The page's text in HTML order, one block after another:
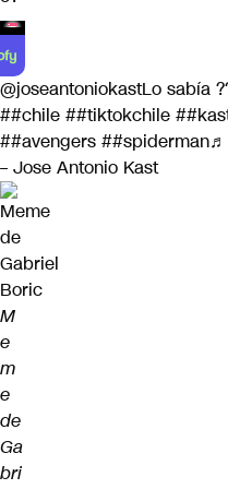
@joseantoniokastLo sabía
##chile ##tiktokchile
##avengers ##spiderman♬
– Jose Antonio Kast
M
e
m
e
de
Ga
bri